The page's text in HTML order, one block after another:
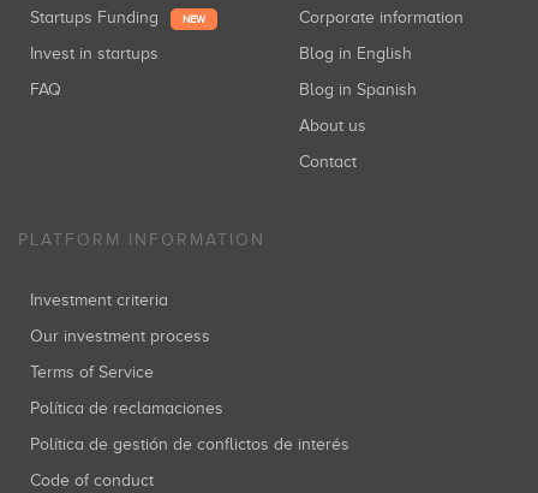
Startups Funding NEW
Invest in startups
FAQ
Corporate information
Blog in English
Blog in Spanish
About us
Contact
PLATFORM INFORMATION
Investment criteria
Our investment process
Terms of Service
Política de reclamaciones
Política de gestión de conflictos de interés
Code of conduct